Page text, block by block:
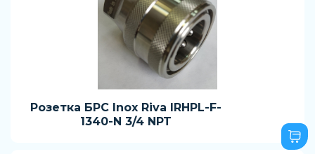
Розетка БРС Inox Riva IRHPL-F-
1340-N 3/4 NPT